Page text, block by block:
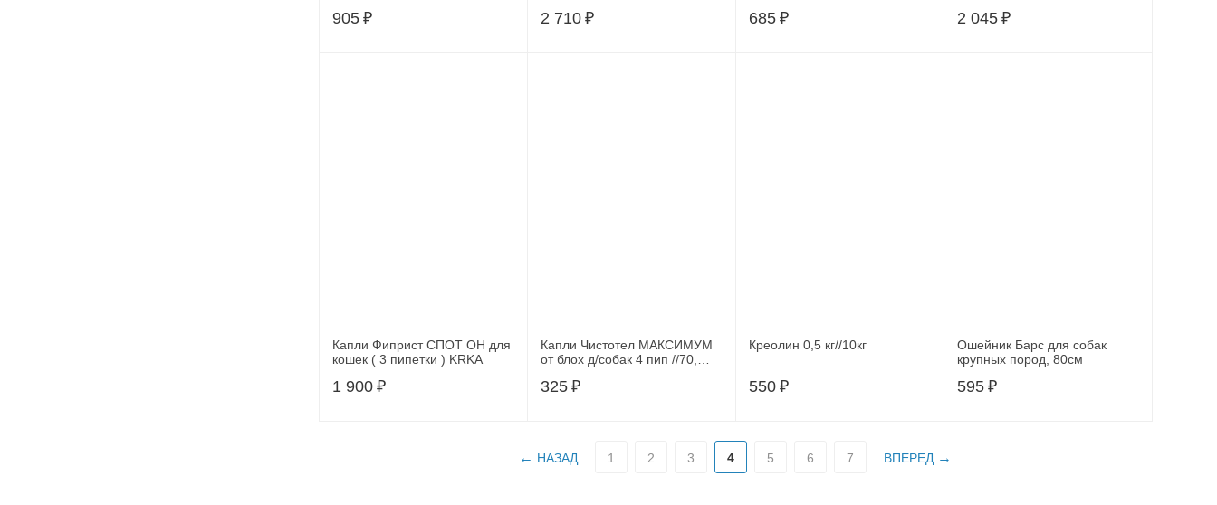
905 ₽ 2 710 ₽ 685 ₽ 2 045 ₽
Капли Фиприст СПОТ ОН для
кошек ( 3 пипетки ) KRKA
1 900 ₽
Капли Чистотел МАКСИМУМ
от блох д/собак 4 пип //70,
325 ₽
Креолин 0,5 кг//10кг
550 ₽
Ошейник Барс для собак
крупных пород, 80см
595 ₽
НАЗАД 1 2 3 4 5 6 7 ВПЕРЕД